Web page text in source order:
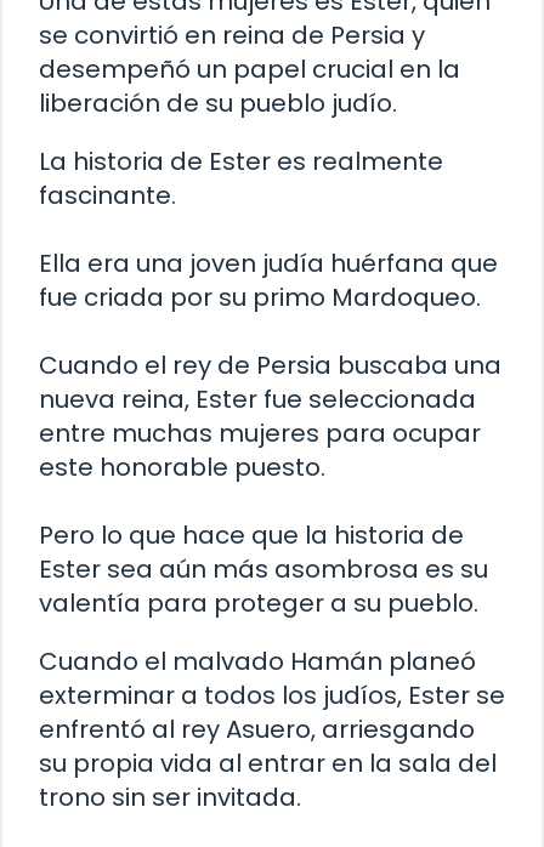
se convirtió en reina de Persia y
desempeñó un papel crucial en la
liberación de su pueblo judío.
La historia de Ester es realmente
fascinante.
Ella era una joven judía huérfana que
fue criada por su primo Mardoqueo.
Cuando el rey de Persia buscaba una
nueva reina, Ester fue seleccionada
entre muchas mujeres para ocupar
este honorable puesto.
Pero lo que hace que la historia de
Ester sea aún más asombrosa es su
valentía para proteger a su pueblo.
Cuando el malvado Hamán planeó
exterminar a todos los judíos, Ester se
enfrentó al rey Asuero, arriesgando
su propia vida al entrar en la sala del
trono sin ser invitada.